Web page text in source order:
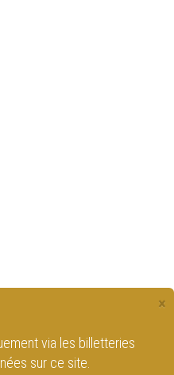
×
via les billetteries
sur ce site.